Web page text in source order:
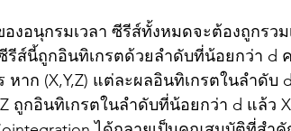
งอนุกรมเวลา ซีรีส์ทั้งหมดจะต้องถูกรว
รีส์นี้ถูกอินทิเกรตด้วยลำดับที่น้อยกว่า d
หาก (X,Y,Z) แต่ละผลอินทิเกรตในลำดับ
ถูกอินทิเกรตในลำดับที่น้อยกว่า d แล้ว